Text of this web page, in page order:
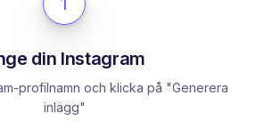
din Instagram
profilnamn och klicka på "Generera
inlägg"